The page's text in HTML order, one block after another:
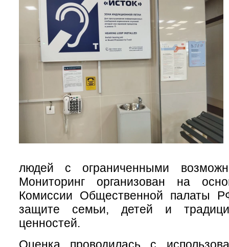
людей с ограниченными
Мониторинг организован на
Комиссии Общественной палаты
защите семьи, детей и
ценностей.
Оценка проводилась с